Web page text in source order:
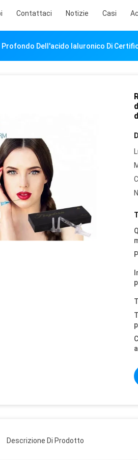
Contattaci Notizie Casi
Dell'acido Ialuronico Di
Descrizione Di Prodotto